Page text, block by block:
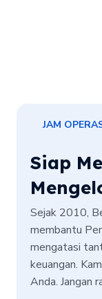
JAM
Siap
Sejak 2010,
membantu
mengatasi
keuangan.
Anda. Jangan